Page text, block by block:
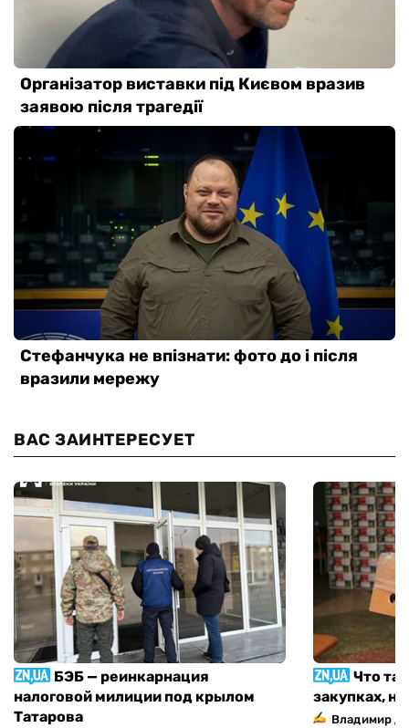
ВАС ЗАИНТЕРЕСУЕТ
БЭБ — реинкарнация
налоговой милиции под крылом
Татарова
Что
закупках,
Владимир